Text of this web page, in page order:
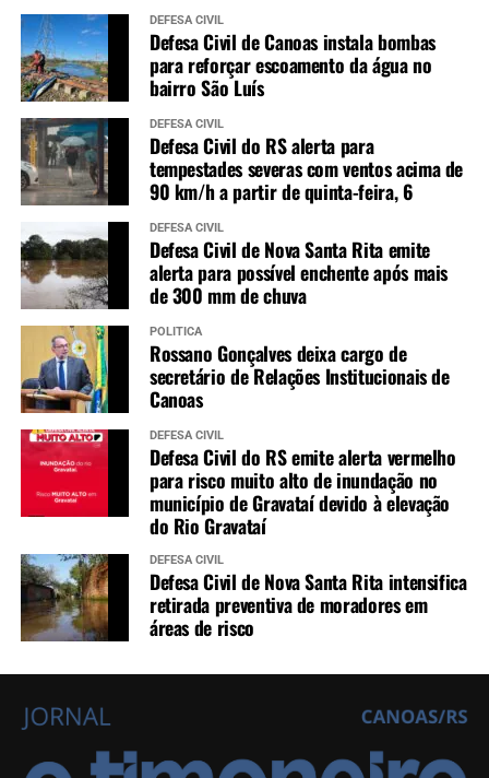
DEFESA CIVIL
Defesa Civil de Canoas instala bombas
para reforçar escoamento da água no
bairro São Luís
DEFESA CIVIL
Defesa Civil do RS alerta para
tempestades severas com ventos acima de
90 km/h a partir de quinta-feira, 6
DEFESA CIVIL
Defesa Civil de Nova Santa Rita emite
alerta para possível enchente após mais
de 300 mm de chuva
POLÍTICA
Rossano Gonçalves deixa cargo de
secretário de Relações Institucionais de
Canoas
DEFESA CIVIL
Defesa Civil do RS emite alerta vermelho
para risco muito alto de inundação no
município de Gravataí devido à elevação
do Rio Gravataí
DEFESA CIVIL
Defesa Civil de Nova Santa Rita intensifica
retirada preventiva de moradores em
áreas de risco